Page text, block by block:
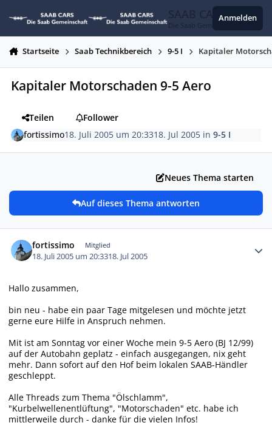
SAAB CARS
Die Saab Gemeinschaft
Anmelden
Startseite Saab Technikbereich 9-5 I Kapitaler
Kapitaler Motorschaden 9-5 Aero
Teilen
Follower
fortissimo18. Juli 2005 um 20:3318. Jul 2005 in9-5 I
Neues Thema starten
Auf dieses Thema antworten
fortissimo Mitglied
18. Juli 2005 um 20:3318. Jul 2005
Hallo zusammen,
bin neu - habe ein paar Tage mitgelesen und möchte jetzt
gerne eure Hilfe in Anspruch nehmen.
Mit ist am Sonntag vor einer Woche mein 9-5 Aero (BJ 12/99)
auf der Autobahn geplatz - einfach ausgegangen, nix geht
mehr. Dann sofort auf den Hof beim lokalen SAAB-Händler
geschleppt.
Alle Threads zum Thema "Ölschlamm",
"Kurbelwellenentlüftung", "Motorschaden" etc. habe ich
mittlerweile durch - danke für die vielen Infos!